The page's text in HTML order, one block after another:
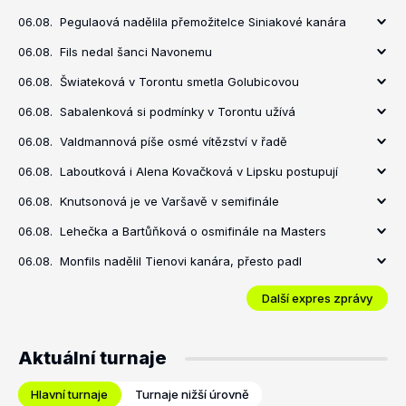
06.08. Pegulaová nadělila přemožitelce Siniakové kanára
06.08. Fils nedal šanci Navonemu
06.08. Šwiateková v Torontu smetla Golubicovou
06.08. Sabalenková si podmínky v Torontu užívá
06.08. Valdmannová píše osmé vítězství v řadě
06.08. Laboutková i Alena Kovačková v Lipsku postupují
06.08. Knutsonová je ve Varšavě v semifinále
06.08. Lehečka a Bartůňková o osmifinále na Masters
06.08. Monfils nadělil Tienovi kanára, přesto padl
Další expres zprávy
Aktuální turnaje
Hlavní turnaje Turnaje nižší úrovně